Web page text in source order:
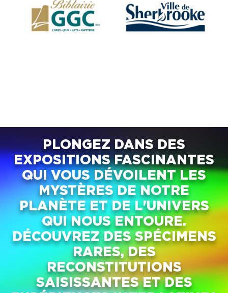
PLONGEZ DANS DES
EXPOSITIONS FASCINANTES
QUI VOUS DÉVOILENT LES
MYSTÈRES DE NOTRE
PLANÈTE ET DE L'UNIVERS
QUI NOUS ENTOURE.
DÉCOUVREZ DES SPÉCIMENS
RARES, DES
RECONSTITUTIONS
SAISISSANTES ET DES